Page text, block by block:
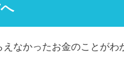
なかったお金のことがわ